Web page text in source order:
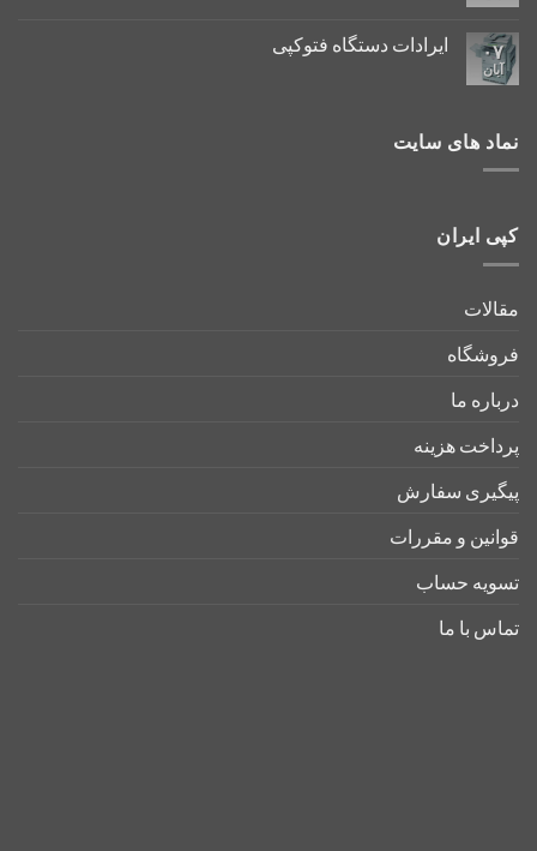
۰۷
آبان
ایرادات دستگاه فتوکپی
نماد های سایت
کپی ایران
مقالات
فروشگاه
درباره ما
پرداخت هزینه
پیگیری سفارش
قوانین و مقررات
تسویه حساب
تماس با ما